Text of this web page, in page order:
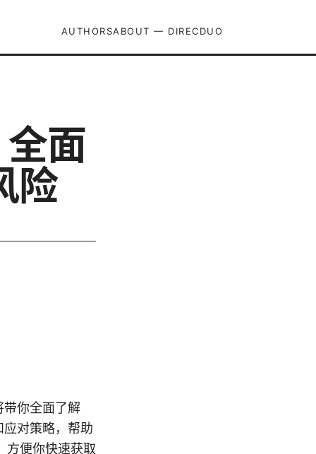
AUTHORSABOUT — DIRECDUO
面
险
你全面了解
对策略，帮助
方便你快速获取